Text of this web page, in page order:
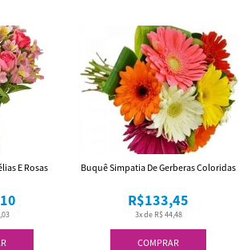
E Rosas
COMPRAR
3x de R$ 44,48
R$133,45
Buquê Simpatia De Gerberas Coloridas